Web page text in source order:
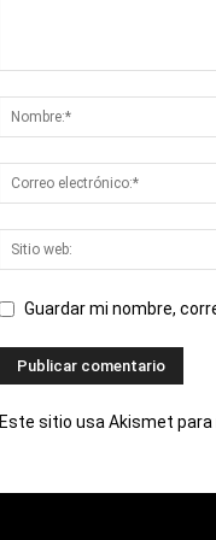
Guardar mi nombre,
Este sitio usa Akismet para